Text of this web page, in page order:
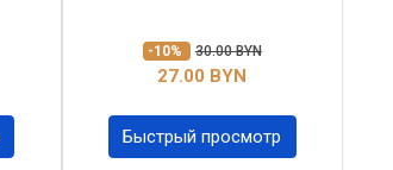
-10% 30.00 BYN
27.00 BYN
Быстрый просмотр